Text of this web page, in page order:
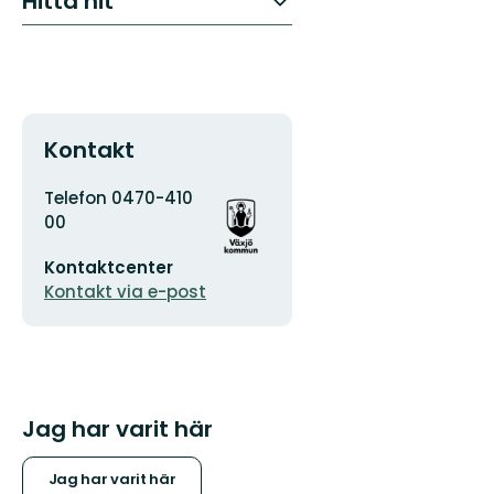
Kontakt
Adress
Telefon 0470-410
00
postadress
Kontaktcenter
Kontakt via e-post
Organisationens
logotyp
Jag har varit här
Jag har varit här